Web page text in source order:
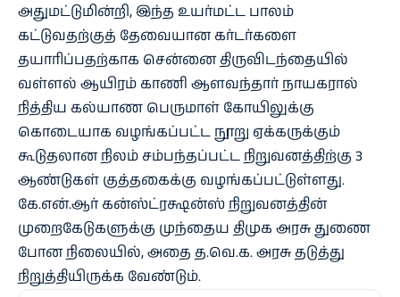
அதுமட்டுமின்றி, இந்த உயர்மட்ட பாலம்
கட்டுவதற்குத் தேவையான கர்டர்களை
தயாரிப்பதற்காக சென்னை திருவிடந்தையில்
வள்ளல் ஆயிரம் காணி ஆளவந்தார் நாயகரால்
நித்திய கல்யாண பெருமாள் கோயிலுக்கு
கொடையாக வழங்கப்பட்ட நூறு ஏக்கருக்கும்
கூடுதலான நிலம் சம்பந்தப்பட்ட நிறுவனத்திற்கு 3
ஆண்டுகள் குத்தகைக்கு வழங்கப்பட்டுள்ளது.
கே.என்.ஆர் கன்ஸ்ட்ரக்ஷன்ஸ் நிறுவனத்தின்
முறைகேடுகளுக்கு முந்தைய திமுக அரசு துணை
போன நிலையில், அதை த.வெ.க. அரசு தடுத்து
நிறுத்தியிருக்க வேண்டும்.